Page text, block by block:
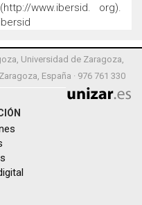
www.ibersid. org).
Universidad de Zaragoza,
España · 976 761 330